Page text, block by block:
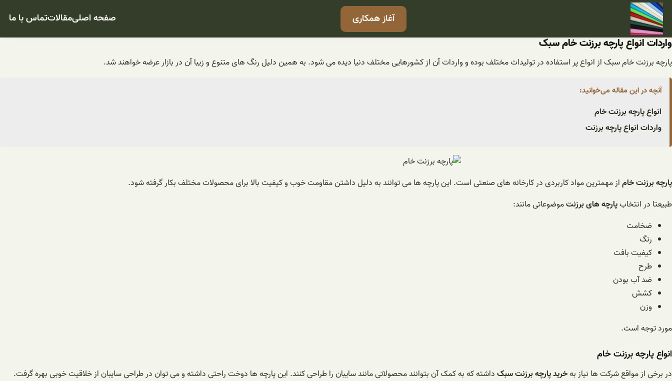
رفتن
محتوا
آغاز همکاری صفحه اصلیمقالاتتماس با ما
واردات انواع پارچه برزنت خام سبک
پارچه برزنت خام سبک از انواع پر استفاده در تولیدات مختلف بوده و واردات آن از کشورهایی مختلف دنیا دیده می شود. به همین دلیل رنگ های متنوع و زیبا آن در بازار عرضه خواهند شد.
آنچه در این مقاله می‌خوانید:
انواع پارچه برزنت خام
واردات انواع پارچه برزنت
پارچه برزنت خاماز مهمترین مواد کاربردی در کارخانه های صنعتی است. این پارچه ها می توانند به دلیل داشتن مقاومت خوب و کیفیت بالا برای محصولات مختلف بکار گرفته شود.
طبیعتا در انتخابپارچه های برزنتموضوعاتی مانند:
ضخامت
رنگ
کیفیت بافت
طرح
ضد آب بودن
کشش
وزن
مورد توجه است.
انواع پارچه برزنت خام
در برخی از مواقع شرکت ها نیاز بهخرید پارچه برزنتسبکداشته که به کمک آن بتوانند محصولاتی مانند سایبان را طراحی کنند. این پارچه ها دوخت راحتی داشته و می توان در طراحی سایبان از خلاقیت خوبی بهره گرفت.